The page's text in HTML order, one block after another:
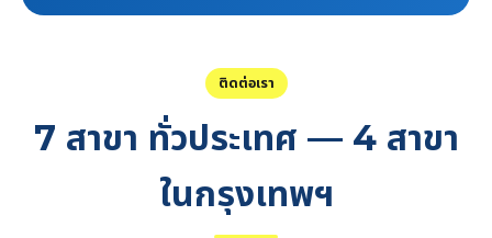
ติดต่อเรา
7 สาขา ทั่วประเทศ — 4 สาขา
ในกรุงเทพฯ